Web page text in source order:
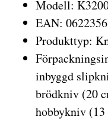
Modell:
EAN:
Produkttyp:
inbyggd
brödkniv (20
hobbykniv